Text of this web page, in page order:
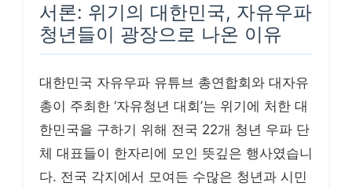
서론: 위기의 대한민국, 자유우파
청년들이 광장으로 나온 이유
대한민국 자유우파 유튜브 총연합회와 대자유
총이 주최한 ‘자유청년 대회’는 위기에 처한 대
한민국을 구하기 위해 전국 22개 청년 우파 단
체 대표들이 한자리에 모인 뜻깊은 행사였습니
다. 전국 각지에서 모여든 수많은 청년과 시민